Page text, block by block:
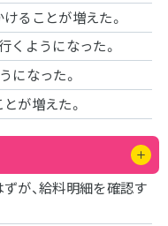
ることが増えた。
くようになった。
になった。
が増えた。
が、給料明細を確認す